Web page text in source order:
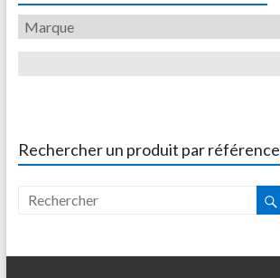
Rechercher un produit par référence